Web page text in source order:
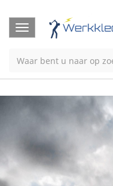
Toggle
navigation